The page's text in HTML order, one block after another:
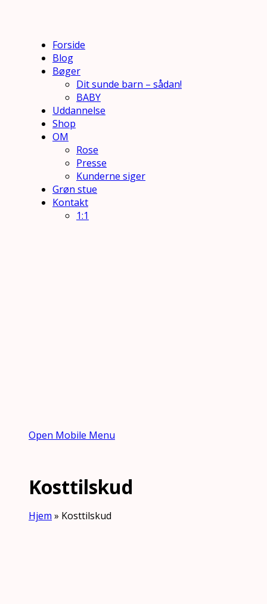
Forside
Blog
Bøger
Dit sunde barn – sådan!
BABY
Uddannelse
Shop
OM
Rose
Presse
Kunderne siger
Grøn stue
Kontakt
1:1
Open Mobile Menu
Kosttilskud
Hjem » Kosttilskud